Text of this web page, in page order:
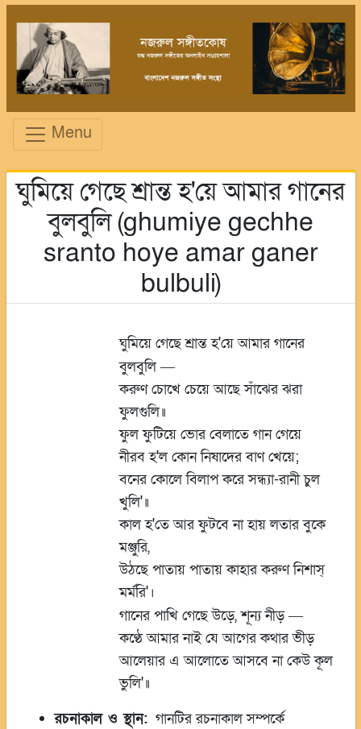
Menu
ঘুমিয়ে গেছে শ্রান্ত হ'য়ে আমার গানের
বুলবুলি (ghumiye gechhe
sranto hoye amar ganer
bulbuli)
ঘুমিয়ে গেছে শ্রান্ত হ'য়ে আমার গানের
বুলবুলি—
করুণ চোখে চেয়ে আছে সাঁঝের ঝরা
ফুলগুলি॥
ফুল ফুটিয়ে ভোর বেলাতে গান গেয়ে
নীরব হ'ল কোন নিষাদের বাণ খেয়ে;
বনের কোলে বিলাপ করে সন্ধ্যা-রানী চুল
খুলি'॥
কাল হ'তে আর ফুটবে না হায় লতার বুকে
মঞ্জুরি,
উঠছে পাতায় পাতায় কাহার করুণ নিশাস্
মর্মরি'।
গানের পাখি গেছে উড়ে, শূন্য নীড়—
কণ্ঠে আমার নাই যে আগের কথার ভীড়
আলেয়ার এ আলোতে আসবে না কেউ কূল
ভুলি'॥
রচনাকাল ও স্থান:গানটির রচনাকাল সম্পর্কে